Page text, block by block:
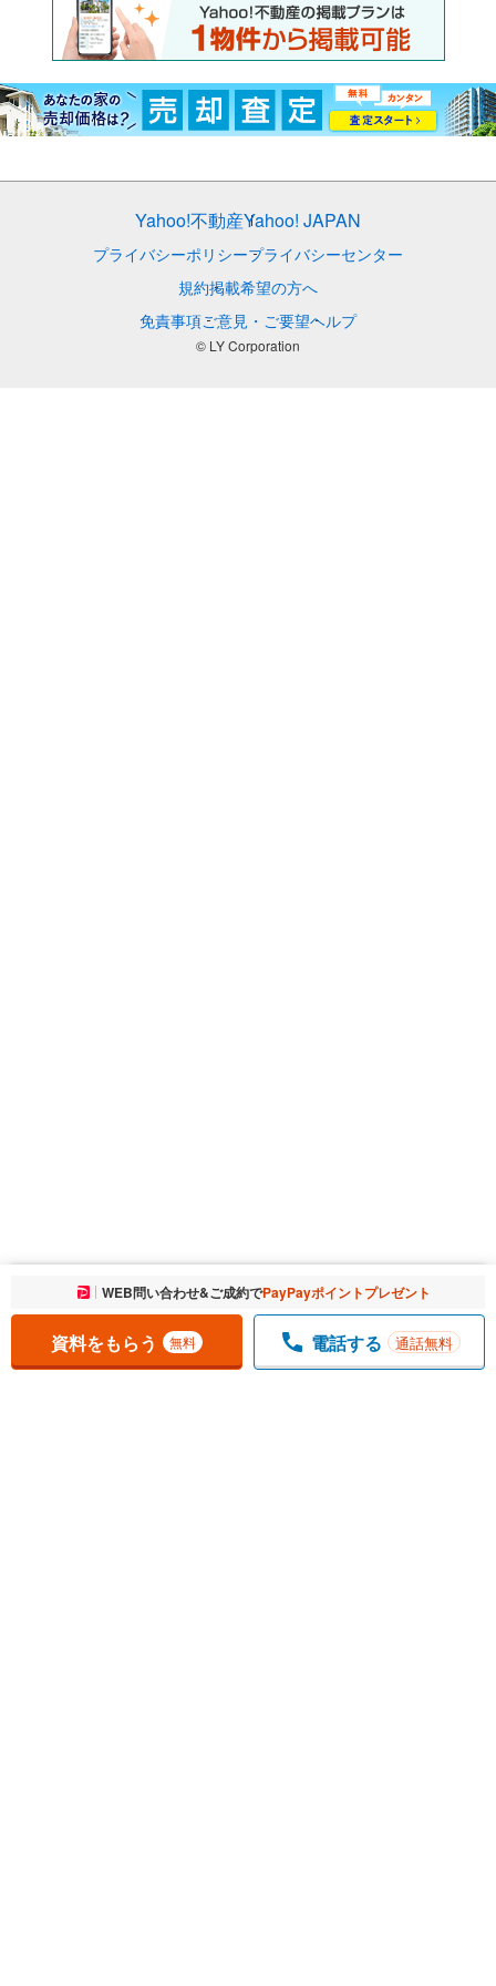
お気に入りに追加しました。 一覧を開く
WEB問い合わせ&ご成約でPayPayポイントプレゼント
資料をもらう 無料 電話する 通話無料
Yahoo!不動産Yahoo! JAPAN
プライバシーポリシープライバシーセンター
規約掲載希望の方へ
免責事項ご意見・ご要望ヘルプ
© LY Corporation